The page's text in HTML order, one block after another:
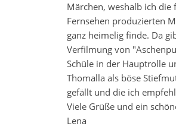
Märchen, weshalb ich die
Fernsehen produzierten
ganz heimelig finde. Da
Verfilmung von
Schüle in der Hauptrolle
Thomalla als böse
gefällt und die ich
Viele Grüße und ein
Lena